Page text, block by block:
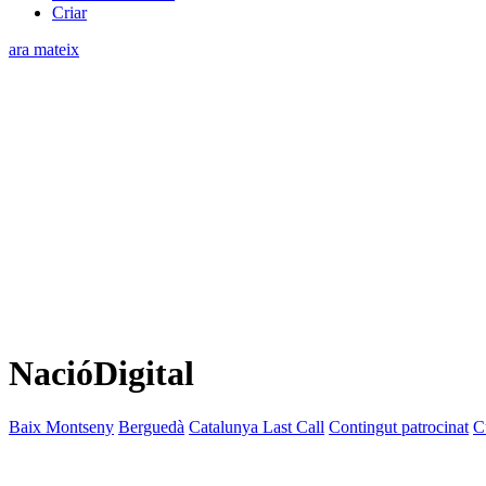
Criar
ara mateix
NacióDigital
Baix Montseny Berguedà Catalunya Last Call Contingut patrocinat